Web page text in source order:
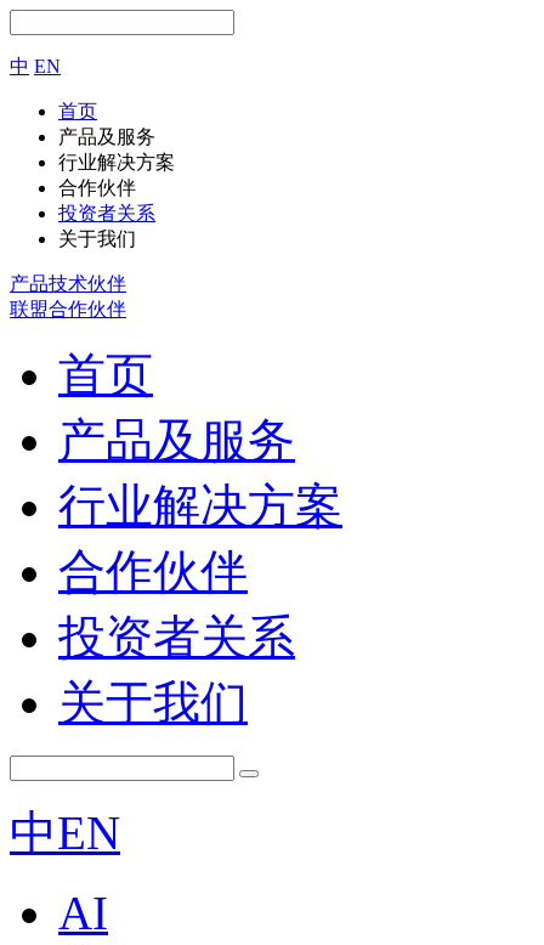
中 EN
首页
产品及服务
行业解决方案
合作伙伴
投资者关系
关于我们
产品技术伙伴
联盟合作伙伴
首页
产品及服务
行业解决方案
合作伙伴
投资者关系
关于我们
中EN
AI